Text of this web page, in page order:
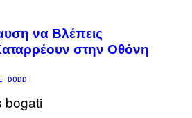
να Bλέπεις
στην Οθόνη
DODD